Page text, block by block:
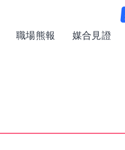
職場熊報 媒合見證